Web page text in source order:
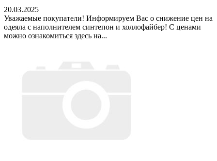
20.03.2025
Уважаемые покупатели! Информируем Вас о снижение цен на
одеяла с наполнителем синтепон и холлофайбер! С ценами
можно ознакомиться здесь на...